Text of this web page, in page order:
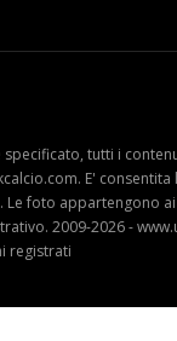
tutti i
E'
Le foto appartengono
2009-2026 -
registrati